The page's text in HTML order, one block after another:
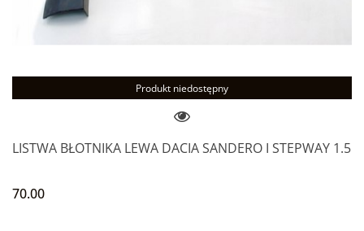
Produkt niedostępny
LISTWA BŁOTNIKA LEWA DACIA SANDERO I STEPWAY 1.5
70.00